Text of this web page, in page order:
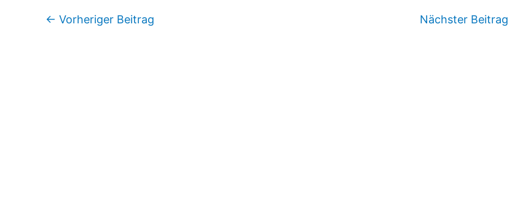
← Vorheriger Beitrag Nächster Beitrag